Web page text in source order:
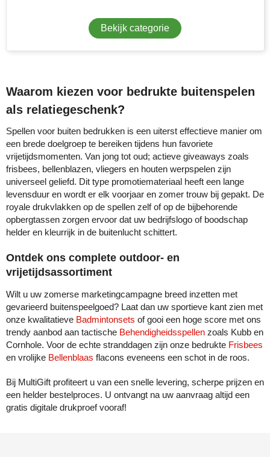
Bekijk categorie
Waarom kiezen voor bedrukte buitenspelen
als relatiegeschenk?
Spellen voor buiten bedrukken is een uiterst effectieve manier om
een brede doelgroep te bereiken tijdens hun favoriete
vrijetijdsmomenten. Van jong tot oud; actieve giveaways zoals
frisbees, bellenblazen, vliegers en houten werpspelen zijn
universeel geliefd. Dit type promotiemateriaal heeft een lange
levensduur en wordt er elk voorjaar en zomer trouw bij gepakt. De
royale drukvlakken op de spellen zelf of op de bijbehorende
opbergtassen zorgen ervoor dat uw bedrijfslogo of boodschap
helder en kleurrijk in de buitenlucht schittert.
Ontdek ons complete outdoor- en
vrijetijdsassortiment
Wilt u uw zomerse marketingcampagne breed inzetten met
gevarieerd buitenspeelgoed? Laat dan uw sportieve kant zien met
onze kwalitatieve Badmintonsets of gooi een hoge score met ons
trendy aanbod aan tactische Behendigheidsspellenzoals Kubb en
Cornhole. Voor de echte stranddagen zijn onze bedrukte Frisbees
en vrolijke Bellenblaas flacons eveneens een schot in de roos.
Bij MultiGift profiteert u van een snelle levering, scherpe prijzen en
een helder bestelproces. U ontvangt na uw aanvraag altijd een
gratis digitale drukproef vooraf!